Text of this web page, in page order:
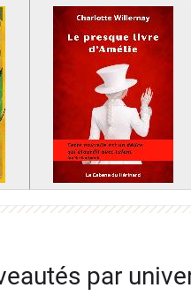
par